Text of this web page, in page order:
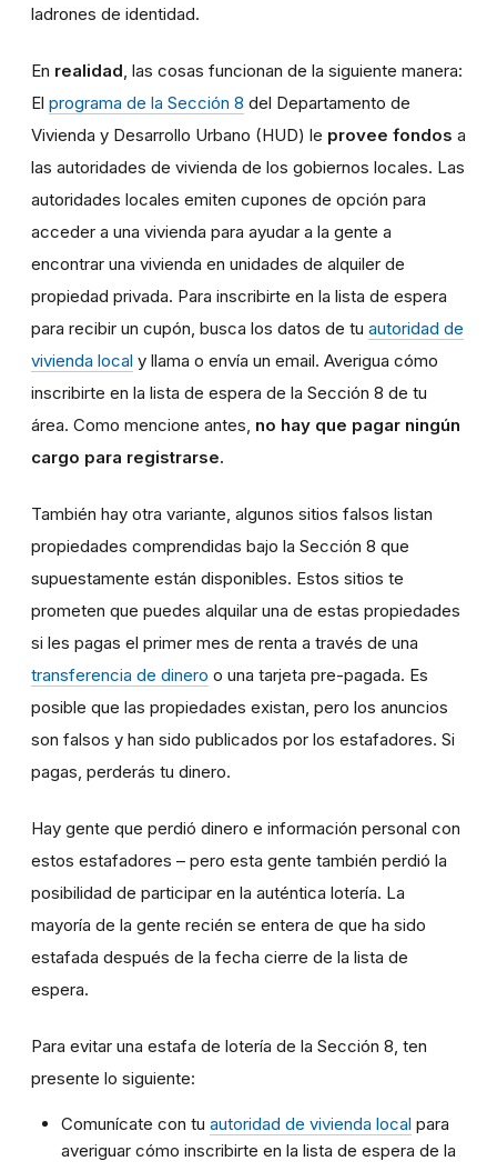
ladrones de identidad.
En realidad, las cosas funcionan de la siguiente manera:
El programa de la Sección 8 del Departamento de
Vivienda y Desarrollo Urbano (HUD) le provee fondos a
las autoridades de vivienda de los gobiernos locales. Las
autoridades locales emiten cupones de opción para
acceder a una vivienda para ayudar a la gente a
encontrar una vivienda en unidades de alquiler de
propiedad privada. Para inscribirte en la lista de espera
para recibir un cupón, busca los datos de tu autoridad de
vivienda local y llama o envía un email. Averigua cómo
inscribirte en la lista de espera de la Sección 8 de tu
área. Como mencione antes, no hay que pagar ningún
cargo para registrarse.
También hay otra variante, algunos sitios falsos listan
propiedades comprendidas bajo la Sección 8 que
supuestamente están disponibles. Estos sitios te
prometen que puedes alquilar una de estas propiedades
si les pagas el primer mes de renta a través de una
transferencia de dinero o una tarjeta pre-pagada. Es
posible que las propiedades existan, pero los anuncios
son falsos y han sido publicados por los estafadores. Si
pagas, perderás tu dinero.
Hay gente que perdió dinero e información personal con
estos estafadores – pero esta gente también perdió la
posibilidad de participar en la auténtica lotería. La
mayoría de la gente recién se entera de que ha sido
estafada después de la fecha cierre de la lista de
espera.
Para evitar una estafa de lotería de la Sección 8, ten
presente lo siguiente:
Comunícate con tu autoridad de vivienda local para
averiguar cómo inscribirte en la lista de espera de la